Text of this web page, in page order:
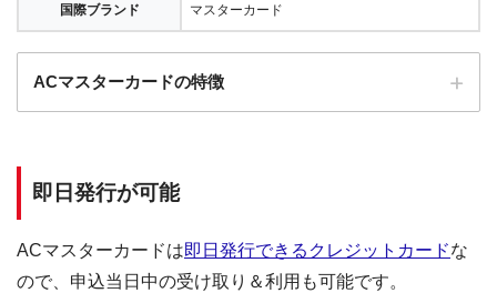
国際ブランド マスターカード
ACマスターカードの特徴
ショッピングリボの手数料率"10.0％～14.6％"（実質年率）は業界最安水準
即日発行が可能
ACマスターカードは即日発行できるクレジットカードな
ので、申込当日中の受け取り＆利用も可能です。